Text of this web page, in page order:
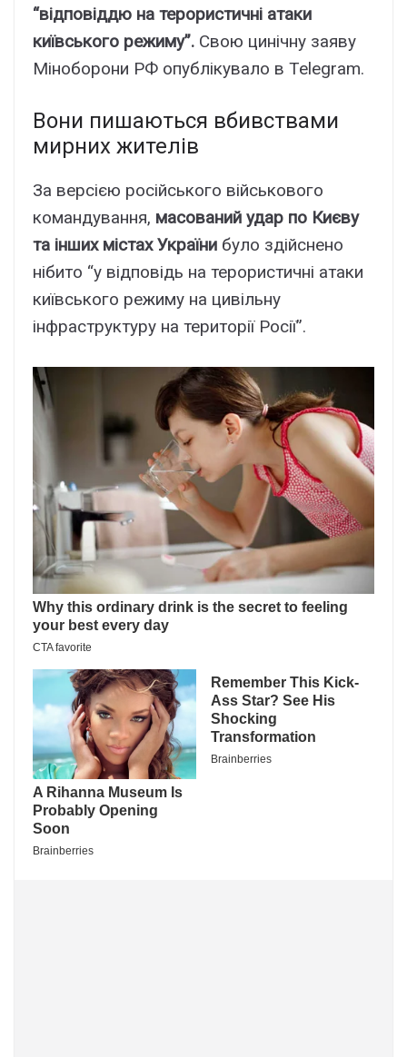
“відповіддю на терористичні атаки
київського режиму”. Свою цинічну заяву
Міноборони РФ опублікувало в Telegram.
Вони пишаються вбивствами
мирних жителів
За версією російського військового
командування, масований удар по Києву
та інших містах України було здійснено
нібито “у відповідь на терористичні атаки
київського режиму на цивільну
інфраструктуру на території Росії”.